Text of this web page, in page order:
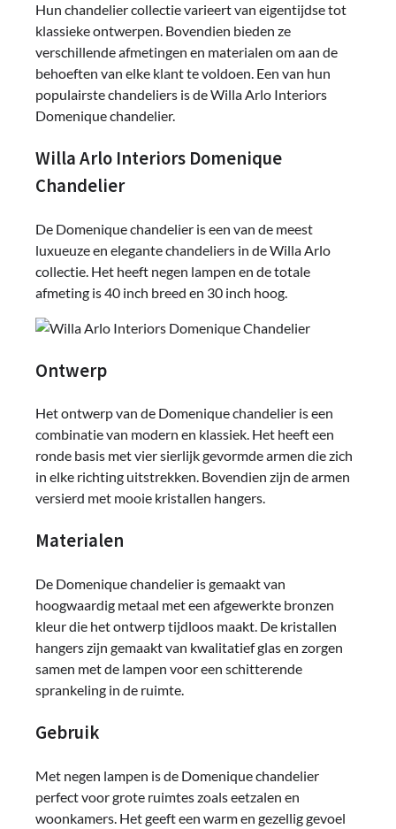
Hun chandelier collectie varieert van eigentijdse tot
klassieke ontwerpen. Bovendien bieden ze
verschillende afmetingen en materialen om aan de
behoeften van elke klant te voldoen. Een van hun
populairste chandeliers is de Willa Arlo Interiors
Domenique chandelier.
Willa Arlo Interiors Domenique
Chandelier
De Domenique chandelier is een van de meest
luxueuze en elegante chandeliers in de Willa Arlo
collectie. Het heeft negen lampen en de totale
afmeting is 40 inch breed en 30 inch hoog.
Ontwerp
Het ontwerp van de Domenique chandelier is een
combinatie van modern en klassiek. Het heeft een
ronde basis met vier sierlijk gevormde armen die zich
in elke richting uitstrekken. Bovendien zijn de armen
versierd met mooie kristallen hangers.
Materialen
De Domenique chandelier is gemaakt van
hoogwaardig metaal met een afgewerkte bronzen
kleur die het ontwerp tijdloos maakt. De kristallen
hangers zijn gemaakt van kwalitatief glas en zorgen
samen met de lampen voor een schitterende
sprankeling in de ruimte.
Gebruik
Met negen lampen is de Domenique chandelier
perfect voor grote ruimtes zoals eetzalen en
woonkamers. Het geeft een warm en gezellig gevoel